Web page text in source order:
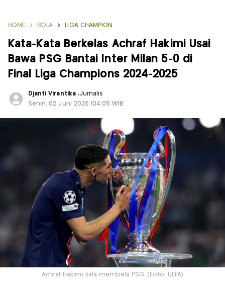
HOME BOLA LIGA CHAMPION
Kata-Kata Berkelas Achraf Hakimi Usai
Bawa PSG Bantai Inter Milan 5-0 di
Final Liga Champions 2024-2025
Djanti Virantika ,Jurnalis
Senin, 02 Juni 2025 |04:05 WIB
Achraf Hakimi kala membela PSG. (Foto: UEFA)